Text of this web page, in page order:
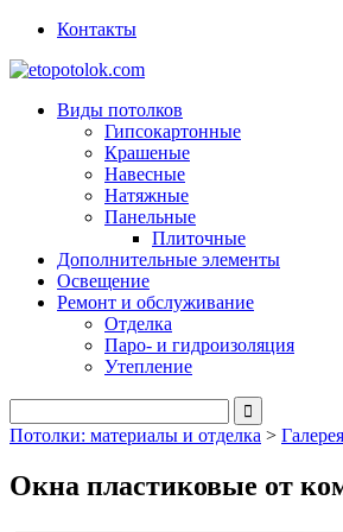
Контакты
Виды потолков
Гипсокартонные
Крашеные
Навесные
Натяжные
Панельные
Плиточные
Дополнительные элементы
Освещение
Ремонт и обслуживание
Отделка
Паро- и гидроизоляция
Утепление
Потолки: материалы и отделка > Галерея
Окна пластиковые от